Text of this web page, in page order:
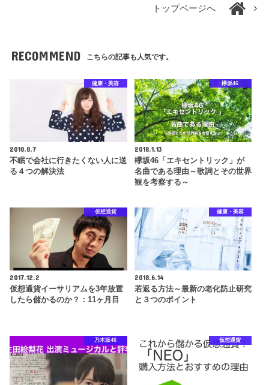
トップページへ
RECOMMEND こちらの記事も人気です。
健康・美容
2018.8.7
不眠で会社に行きたくない人に送
る４つの解決法
欅坂46
2018.1.13
欅坂46「エキセントリック」が
名曲である理由～歌詞とその世界
観を考察する～
仮想通貨
2017.12.2
仮想通貨イーサリアムを3年放置
したら儲かるのか？：11ヶ月目
健康・美容
2018.6.14
若返る方法～最新の老化防止研究
と３つのポイント
乃木坂46 仮想通貨